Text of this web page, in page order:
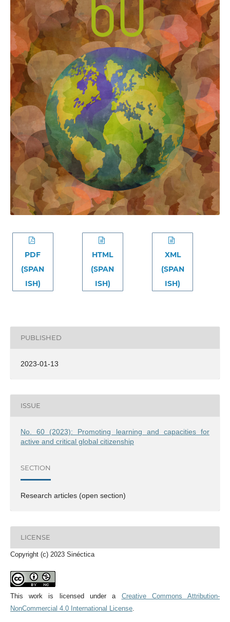
PDF
(SPAN
ISH)
HTML
(SPAN
ISH)
XML
(SPAN
ISH)
PUBLISHED
2023-01-13
ISSUE
No. 60 (2023): Promoting learning and capacities for
active and critical global citizenship
SECTION
Research articles (open section)
LICENSE
Copyright (c) 2023 Sinéctica
This work is licensed under a Creative Commons Attribution-
NonCommercial 4.0 International License.